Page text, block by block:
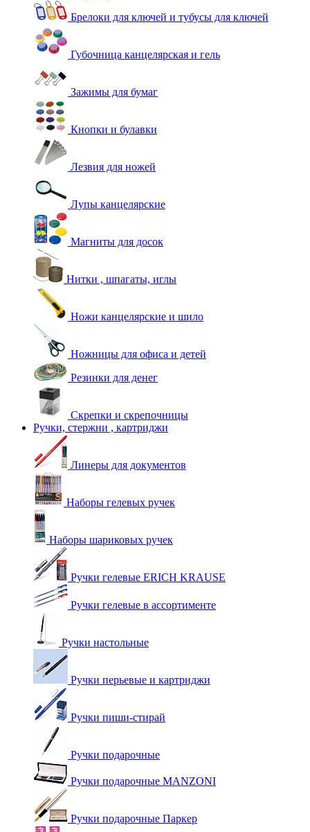
Брелоки для ключей и тубусы для ключей
Губочница канцелярская и гель
Зажимы для бумаг
Кнопки и булавки
Лезвия для ножей
Лупы канцелярские
Магниты для досок
Нитки , шпагаты, иглы
Ножи канцелярские и шило
Ножницы для офиса и детей
Резинки для денег
Скрепки и скрепочницы
Ручки, стержни , картриджи
Линеры для документов
Наборы гелевых ручек
Наборы шариковых ручек
Ручки гелевые ERICH KRAUSE
Ручки гелевые в ассортименте
Ручки настольные
Ручки перьевые и картриджи
Ручки пиши-стирай
Ручки подарочные
Ручки подарочные MANZONI
Ручки подарочные Паркер